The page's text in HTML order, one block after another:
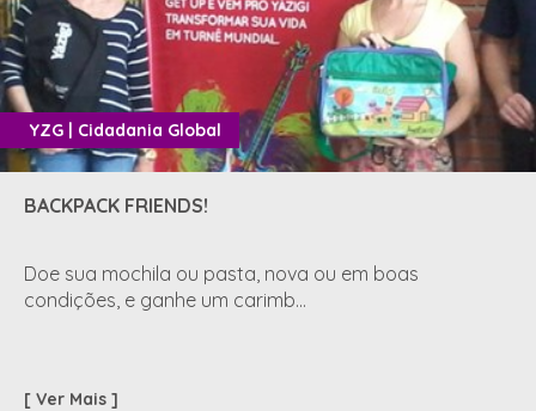
YZG | Cidadania Global
BACKPACK FRIENDS!
Doe sua mochila ou pasta, nova ou em boas
condições, e ganhe um carimb...
[ Ver Mais ]